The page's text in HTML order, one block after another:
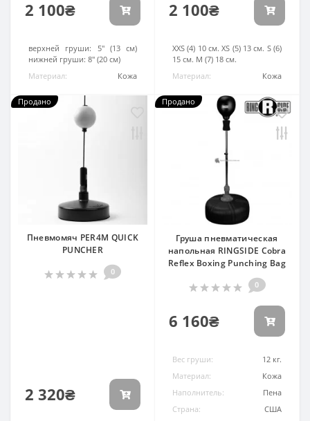
2 100₴
Диаметр:
верхней груши: 5" (13 см)
нижней груши: 8" (20 см)
Материал:
Кожа
2 100₴
Диаметр:
XXS (4) 10 см. XS (5) 13 см. S (6)
15 см. M (7) 18 см.
Материал:
Кожа
Продано
Пневмомяч PER4M QUICK
PUNCHER
0
2 320₴
Продано
Груша пневматическая
напольная RINGSIDE Cobra
Reflex Boxing Punching Bag
0
6 160₴
Вес груши:
12 кг.
Материал:
Кожа
Наполнитель:
Пена
Страна:
США